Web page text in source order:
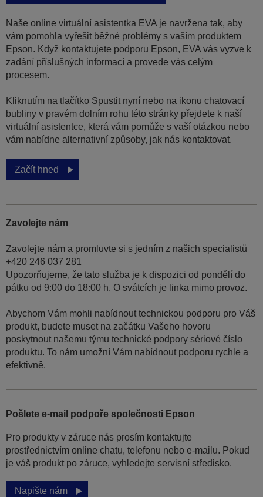
Naše online virtuální asistentka EVA je navržena tak, aby
vám pomohla vyřešit běžné problémy s vaším produktem
Epson. Když kontaktujete podporu Epson, EVA vás vyzve k
zadání příslušných informací a provede vás celým
procesem.
Kliknutím na tlačítko Spustit nyní nebo na ikonu chatovací
bubliny v pravém dolním rohu této stránky přejdete k naší
virtuální asistentce, která vám pomůže s vaší otázkou nebo
vám nabídne alternativní způsoby, jak nás kontaktovat.
Začít hned
Zavolejte nám
Zavolejte nám a promluvte si s jedním z našich specialistů
+420 246 037 281
Upozorňujeme, že tato služba je k dispozici od pondělí do
pátku od 9:00 do 18:00 h. O svátcích je linka mimo provoz.
Abychom Vám mohli nabídnout technickou podporu pro Váš
produkt, budete muset na začátku Vašeho hovoru
poskytnout našemu týmu technické podpory sériové číslo
produktu. To nám umožní Vám nabídnout podporu rychle a
efektivně.
Pošlete e-mail podpoře společnosti Epson
Pro produkty v záruce nás prosím kontaktujte
prostřednictvím online chatu, telefonu nebo e-mailu. Pokud
je váš produkt po záruce, vyhledejte servisní středisko.
Napište nám